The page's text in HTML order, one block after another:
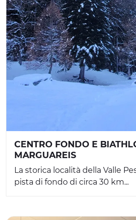
CENTRO FONDO E
MARGUAREIS
La storica località della Valle
pista di fondo di circa 30 km...